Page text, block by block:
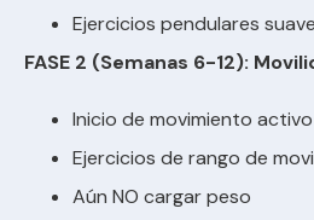
Ejercicios pendulares
FASE 2 (Semanas 6-12):
Inicio de movimiento
Ejercicios de rango de
Aún NO cargar peso